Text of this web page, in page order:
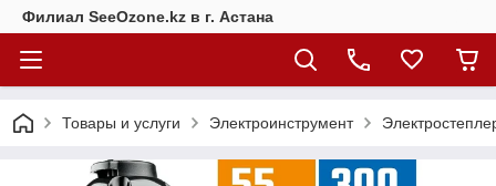
Филиал SeeOzone.kz в г. Астана
Товары и услуги Электроинструмент